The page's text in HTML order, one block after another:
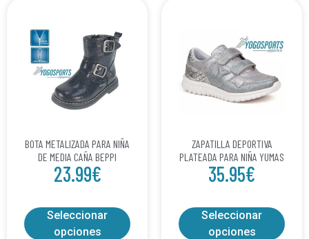
BOTA METALIZADA PARA NIÑA
DE MEDIA CAÑA BEPPI
23.99€
Seleccionar
opciones
ZAPATILLA DEPORTIVA
PLATEADA PARA NIÑA YUMAS
35.95€
Seleccionar
opciones